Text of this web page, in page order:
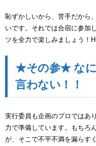
恥ずかしいから、苦手だから
いです。それでは合宿に参加
ツを全力で楽しみましょう！
★その参★ なに
言わない！！
実行委員も企画のプロではあ
力で準備しています。もちろ
が、そこで不平不満を漏らす